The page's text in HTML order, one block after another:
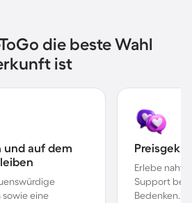
die beste Wahl
ist
und auf dem
eine
Erlebe
Support bei
Bedenken.